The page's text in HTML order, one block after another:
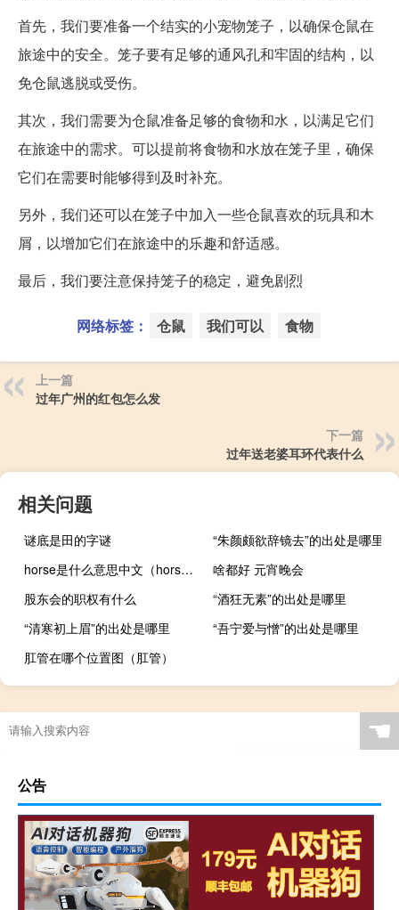
首先，我们要准备一个结实的小宠物笼子，以确保仓鼠在
旅途中的安全。笼子要有足够的通风孔和牢固的结构，以
免仓鼠逃脱或受伤。
其次，我们需要为仓鼠准备足够的食物和水，以满足它们
在旅途中的需求。可以提前将食物和水放在笼子里，确保
它们在需要时能够得到及时补充。
另外，我们还可以在笼子中加入一些仓鼠喜欢的玩具和木
屑，以增加它们在旅途中的乐趣和舒适感。
最后，我们要注意保持笼子的稳定，避免剧烈
网络标签： 仓鼠 我们可以 食物
上一篇
过年广州的红包怎么发
下一篇
过年送老婆耳环代表什么
相关问题
谜底是田的字谜
“朱颜颇欲辞镜去”的出处是哪里
horse是什么意思中文（horse是什么意思）
啥都好 元宵晚会
股东会的职权有什么
“酒狂无素”的出处是哪里
“清寒初上眉”的出处是哪里
“吾宁爱与憎”的出处是哪里
肛管在哪个位置图（肛管）
☚
公告